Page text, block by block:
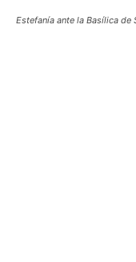
Estefanía ante la Basílica de